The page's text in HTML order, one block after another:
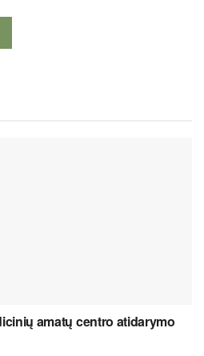
amatų centro atidarymo